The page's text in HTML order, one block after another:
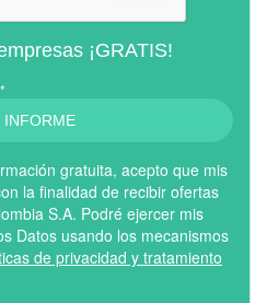
¡GRATIS!
INFORME
gratuita, acepto que mis
la finalidad de recibir ofertas
S.A. Podré ejercer mis
Datos usando los mecanismos
de privacidad y tratamiento